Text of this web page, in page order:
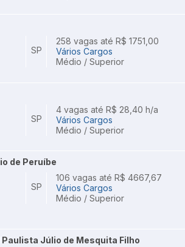
SP
258 vagas até R$ 1751,00
Vários Cargos
Médio / Superior
SP
4 vagas até R$ 28,40 h/a
Vários Cargos
Médio / Superior
de Peruíbe
SP
106 vagas até R$ 4667,67
Vários Cargos
Médio / Superior
Júlio de Mesquita Filho